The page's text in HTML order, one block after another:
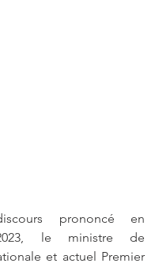
prononcé en
le ministre de
et actuel Premier